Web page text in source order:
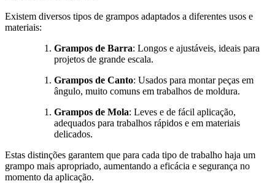
Existem diversos tipos de grampos adaptados a diferentes usos e
materiais:
Grampos de Barra: Longos e ajustáveis, ideais para
projetos de grande escala.
Grampos de Canto: Usados para montar peças em
ângulo, muito comuns em trabalhos de moldura.
Grampos de Mola: Leves e de fácil aplicação,
adequados para trabalhos rápidos e em materiais
delicados.
Estas distinções garantem que para cada tipo de trabalho haja um
grampo mais apropriado, aumentando a eficácia e segurança no
momento da aplicação.